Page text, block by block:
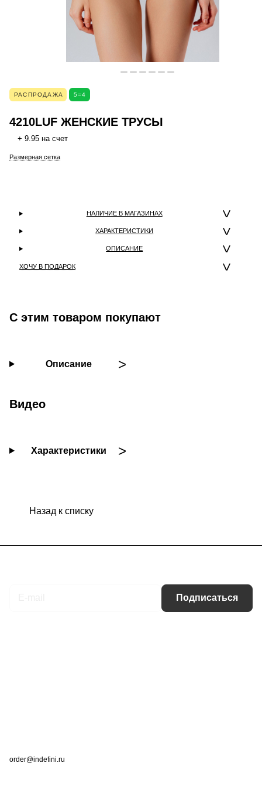
РАСПРОДАЖА 5=4
4210LUF ЖЕНСКИЕ ТРУСЫ
+ 9.95 на счет
Размерная сетка
НАЛИЧИЕ В МАГАЗИНАХ
ХАРАКТЕРИСТИКИ
ОПИСАНИЕ
ХОЧУ В ПОДАРОК
С этим товаром покупают
Описание
Видео
Характеристики
Назад к списку
Подписаться
order@indefini.ru